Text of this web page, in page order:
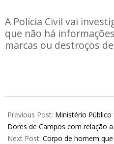
A Polícia Civil vai
que não há
marcas ou destroços
03-
16
Previous Post: Ministério
Dores de Campos com relação
Next Post: Corpo de homem